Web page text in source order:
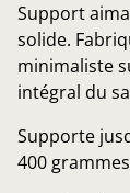
Support
solide.
minimaliste
intégral du
Supporte
400